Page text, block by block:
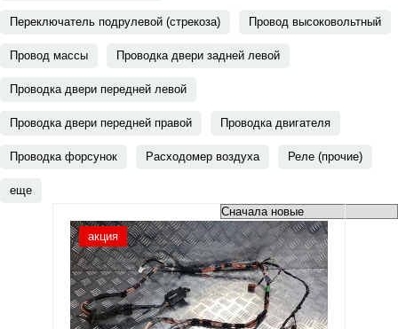
Переключатель подрулевой (стрекоза) Провод высоковольтный
Провод массы Проводка двери задней левой
Проводка двери передней левой
Проводка двери передней правой Проводка двигателя
Проводка форсунок Расходомер воздуха Реле (прочие)
еще
акция